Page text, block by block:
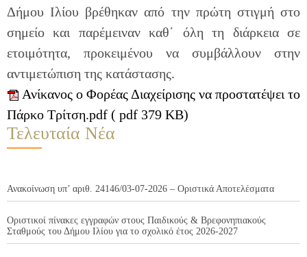
Δήμου Ιλίου βρέθηκαν από την πρώτη στιγμή στο
σημείο και παρέμειναν καθ΄ όλη τη διάρκεια σε
ετοιμότητα, προκειμένου να συμβάλλουν στην
αντιμετώπιση της κατάστασης.
Ανίκανος ο Φορέας Διαχείρισης να προστατέψει το
Πάρκο Τρίτση.pdf ( pdf 379 KB)
Τελευταία Νέα
Ανακοίνωση υπ’ αριθ. 24146/03-07-2026 – Οριστικά Αποτελέσματα
Οριστικοί πίνακες εγγραφών στους Παιδικούς & Βρεφονηπιακούς
Σταθμούς του Δήμου Ιλίου για το σχολικό έτος 2026-2027